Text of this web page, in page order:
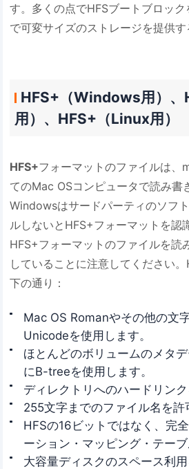
す。多くの点でHFSブートブロッ
で可変サイズのストレージを提供す
HFS+（Windows用）、
用）、HFS+（Linux用）
HFS+フォーマットのファイルは、
てのMac OSコンピュータで読み書
Windowsはサードパーティのソフ
ルしないとHFS+フォーマットを認
HFS+フォーマットのファイルを読
していることに注意してください
下の通り：
Mac OS Romanやその他の文
Unicodeを使用します。
ほとんどのボリュームのメタ
にB-treeを使用します。
ディレクトリへのハードリンク
255文字までのファイル名を許
HFSの16ビットではなく、完
ーション・マッピング・テーブ
大容量ディスクのスペース利用